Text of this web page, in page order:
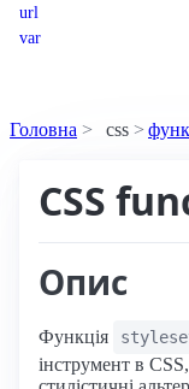
url
var
Головна css
CSS
Опис
Функція
інструмент в